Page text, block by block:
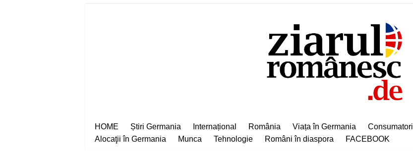
HOME Știri Germania Internațional România Viața în Germania Consumatori
Alocaţii în Germania
Munca Tehnologie Români în diaspora FACEBOOK